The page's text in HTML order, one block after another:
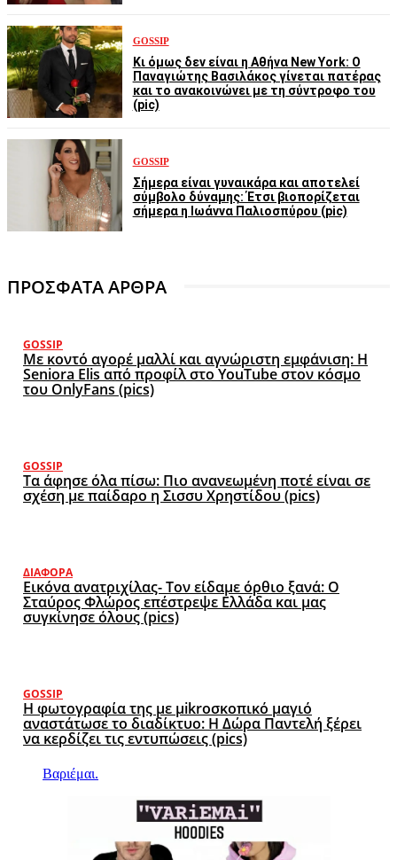
GOSSIP
Κι όμως δεν είναι η Αθήνα New York: Ο
Παναγιώτης Βασιλάκος γίνεται πατέρας
και το ανακοινώνει με τη σύντροφο του
(pic)
GOSSIP
Σήμερα είναι γυναικάρα και αποτελεί
σύμβολο δύναμης: Έτσι βιοπορίζεται
σήμερα η Ιωάννα Παλιοσπύρου (pic)
ΠΡΟΣΦΑΤΑ ΑΡΘΡΑ
GOSSIP
Με κοντό αγορέ μαλλί και αγνώριστη εμφάνιση: Η
Seniora Elis από προφίλ στο YouTube στον κόσμο
του OnlyFans (pics)
GOSSIP
Τα άφησε όλα πίσω: Πιο ανανεωμένη ποτέ είναι σε
σχέση με παίδαρο η Σισσυ Χρηστίδου (pics)
ΔΙΆΦΟΡΑ
Εικόνα ανατριχίλας- Τον είδαμε όρθιο ξανά: Ο
Σταύρος Φλώρος επέστρεψε Ελλάδα και μας
συγκίνησε όλους (pics)
GOSSIP
Η φωτογραφία της με μikroσκοπικό μαγιό
αναστάτωσε το διαδίκτυο: Η Δώρα Παντελή ξέρει
να κερδίζει τις εντυπώσεις (pics)
Βαριέμαι.